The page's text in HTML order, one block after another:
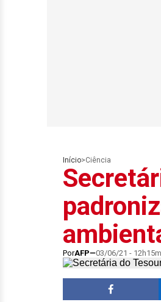
Início>Ciência
PorAFP 03/06/21 -